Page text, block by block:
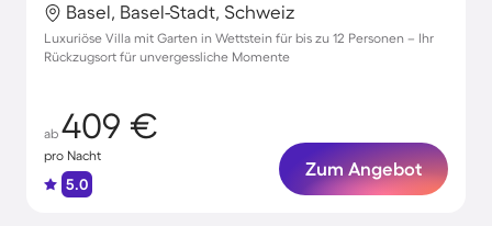
Basel, Basel-Stadt, Schweiz
Luxuriöse Villa mit Garten in Wettstein für bis zu 12 Personen – Ihr
Rückzugsort für unvergessliche Momente
ab 409 €
pro Nacht
5.0
Zum Angebot